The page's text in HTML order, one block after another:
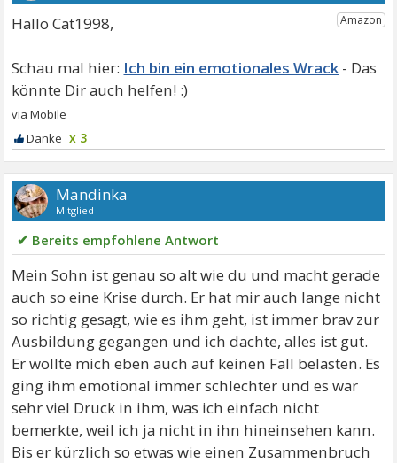
Hallo Cat1998,
Ich bin ein emotionales Wrack
x 3
Mandinka
Mitglied
✔ Bereits empfohlene Antwort
Mein Sohn ist genau so alt wie du und macht gerade
auch so eine Krise durch. Er hat mir auch lange nicht
so richtig gesagt, wie es ihm geht, ist immer brav zur
Ausbildung gegangen und ich dachte, alles ist gut.
Er wollte mich eben auch auf keinen Fall belasten. Es
ging ihm emotional immer schlechter und es war
sehr viel Druck in ihm, was ich einfach nicht
bemerkte, weil ich ja nicht in ihn hineinsehen kann.
Bis er kürzlich so etwas wie einen Zusammenbruch